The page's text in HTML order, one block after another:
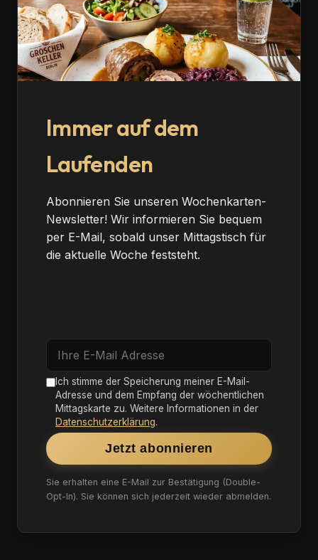
Immer auf dem
Laufenden
Abonnieren Sie unseren Wochenkarten-
Newsletter! Wir informieren Sie bequem
per E-Mail, sobald unser Mittagstisch für
die aktuelle Woche feststeht.
Ich stimme der Speicherung meiner E-Mail-
Adresse und dem Empfang der wöchentlichen
Mittagskarte zu. Weitere Informationen in der
Datenschutzerklärung.
Jetzt abonnieren
Sie erhalten eine E-Mail zur Bestätigung (Double-
Opt-In). Sie können sich jederzeit wieder abmelden.